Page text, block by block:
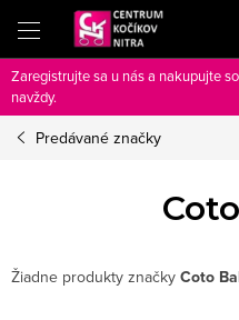
obsah
Zaregistrujte sa u nás a nakupujte
navždy.
Predávané značky
Žiadne produkty značky Coto